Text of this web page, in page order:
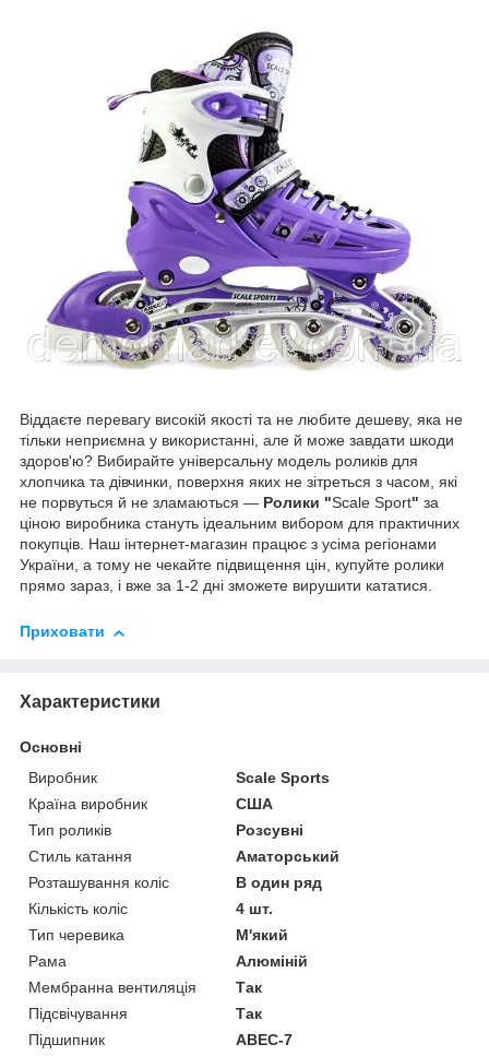
Віддаєте перевагу високій якості та не любите дешеву, яка не
тільки неприємна у використанні, але й може завдати шкоди
здоров'ю? Вибирайте універсальну модель роликів для
хлопчика та дівчинки, поверхня яких не зітреться з часом, які
не порвуться й не зламаються — Ролики "Scale Sport" за
ціною виробника стануть ідеальним вибором для практичних
покупців. Наш інтернет-магазин працює з усіма регіонами
України, а тому не чекайте підвищення цін, купуйте ролики
прямо зараз, і вже за 1-2 дні зможете вирушити кататися.
Приховати
Характеристики
Основні
Виробник
Scale Sports
Країна виробник
США
Тип роликів
Розсувні
Стиль катання
Аматорський
Розташування коліс
В один ряд
Кількість коліс
4 шт.
Тип черевика
М'який
Рама
Алюміній
Мембранна вентиляція
Так
Підсвічування
Так
Підшипник
ABEC-7